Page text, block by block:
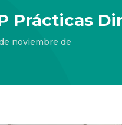
Prácticas
noviembre de